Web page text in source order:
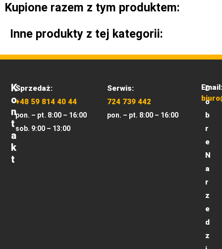
Kupione razem z tym produktem:
Inne produkty z tej kategorii:
K
O
N
T
A
K
T
Sprzedaż:
+48 59 814 40 44
pon. – pt. 8:00 – 16:00
sob. 9:00 – 13:00
Serwis:
724 739 442
pon. – pt. 8:00 – 16:00
Email:
D
o
b
r
e
N
a
r
z
e
d
z